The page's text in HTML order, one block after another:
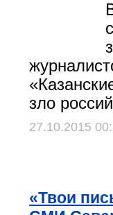
зло
27.10.2015
«Твои